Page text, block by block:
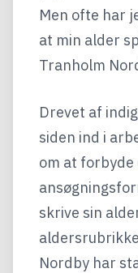
Men ofte har
at min alder
Tranholm
Drevet af
siden ind i
om at
skrive sin
Nordby har